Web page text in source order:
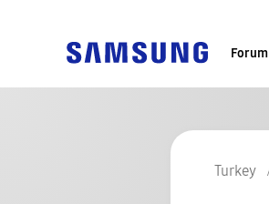
Forum
Turkey